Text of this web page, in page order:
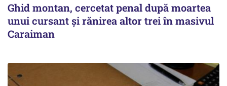
Ghid montan, cercetat penal după moartea
unui cursant și rănirea altor trei în masivul
Caraiman